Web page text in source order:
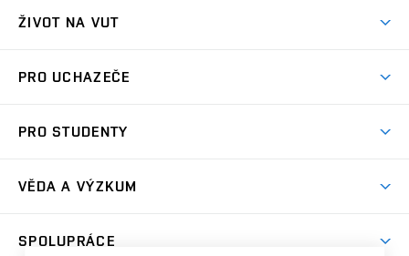
ŽIVOT NA VUT
Koleje
Sport na VUT
PRO UCHAZEČE
Dny otevřených dveří
Celoživotní vzdělávání
PRO STUDENTY
Harmonogram akademického roku
Zpracování osobních údajů studentů
Sociální bezpečí
VĚDA A VÝZKUM
SPOLUPRÁCE